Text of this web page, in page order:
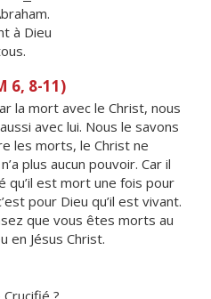
à Dieu
6, 8-11)
la mort avec le Christ, nous
avec lui. Nous le savons
les morts, le Christ ne
plus aucun pouvoir. Car il
qu’il est mort une fois pour
pour Dieu qu’il est vivant.
que vous êtes morts au
en Jésus Christ.
?